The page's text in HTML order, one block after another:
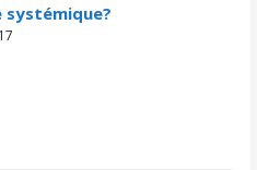
systémique?